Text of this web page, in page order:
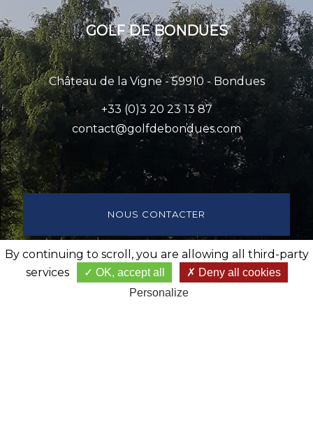
GOLF DE BONDUES
Château de la Vigne - 59910 - Bondues
+33 (0)3 20 23 13 87
contact@golfdebondues.com
NOUS CONTACTER
RÉSERVEZ VOTRE DÉPART
By continuing to scroll,you are allowing all third-party
services
OK, accept all
Deny all cookies
Personalize